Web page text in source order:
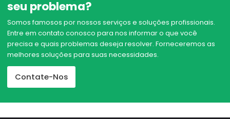
seu problema?
Somos famosos por nossos serviços e soluções profissionais.
Entre em contato conosco para nos informar o que você
precisa e quais problemas deseja resolver. Forneceremos as
melhores soluções para suas necessidades.
Contate-Nos